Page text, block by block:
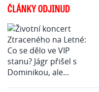
ČLÁNKY ODJINUD